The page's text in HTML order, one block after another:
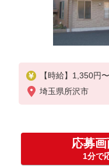
【時給】1,350円
▼給与詳細
▼下記別途支給
年末年始手当：
埼玉県所沢市
応募
1分で